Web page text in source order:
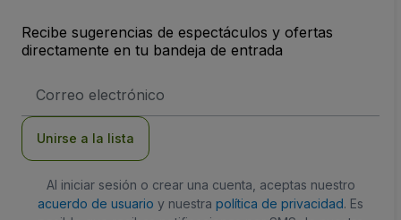
Recibe sugerencias de espectáculos y ofertas
directamente en tu bandeja de entrada
de
Unirse a la lista
Al iniciar sesión o crear una cuenta, aceptas nuestro
acuerdo de usuario y nuestra política de privacidad. Es